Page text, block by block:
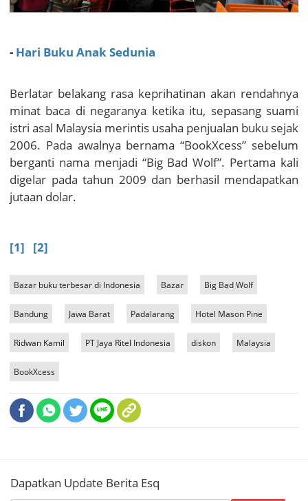
- Hari Buku Anak Sedunia
Berlatar belakang rasa keprihatinan akan rendahnya
minat baca di negaranya ketika itu, sepasang suami
istri asal Malaysia merintis usaha penjualan buku sejak
2006. Pada awalnya bernama “BookXcess” sebelum
berganti nama menjadi “Big Bad Wolf”. Pertama kali
digelar pada tahun 2009 dan berhasil mendapatkan
jutaan dolar.
[1] [2]
Bazar buku terbesar di Indonesia Bazar Big Bad Wolf
Bandung Jawa Barat Padalarang Hotel Mason Pine
Ridwan Kamil PT Jaya Ritel Indonesia diskon Malaysia
BookXcess
Dapatkan Update Berita Esq